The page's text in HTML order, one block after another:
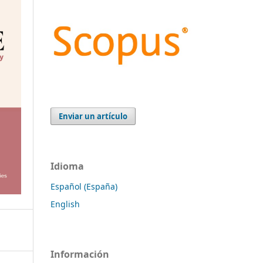
Enviar un artículo
Idioma
Español (España)
English
Información